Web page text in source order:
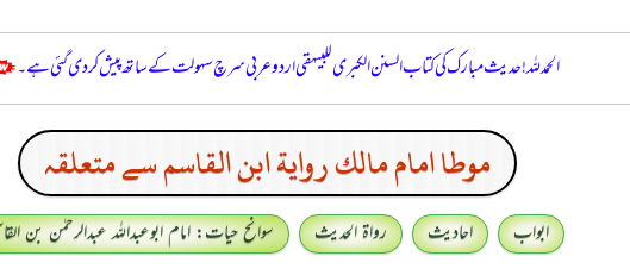
الحمدللہ! حدیث مبارک کی کتاب السنن الكبرى للبيهقي اردو عربی سرچ سہولت کے ساتھ پیش کر دی گئی ہے۔
موطا امام مالك رواية ابن القاسم سے متعلقہ
ابواب احادیث رواۃ الحدیث
سوانح حیات: امام ابوعبداللہ عبدالرحمٰن بن